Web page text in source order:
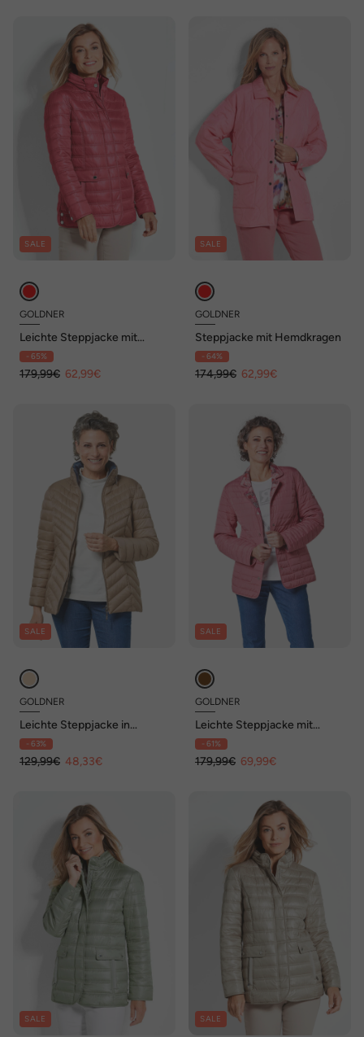
SALE
GOLDNER
Leichte Steppjacke mit
Kapuze, 71cm
- 65%
179,99€ 62,99€
SALE
GOLDNER
Steppjacke mit Hemdkragen
- 64%
174,99€ 62,99€
SALE
GOLDNER
Leichte Steppjacke in
knitterarmer Ware
- 63%
129,99€ 48,33€
SALE
GOLDNER
Leichte Steppjacke mit
Wendefunktion
- 61%
179,99€ 69,99€
SALE SALE